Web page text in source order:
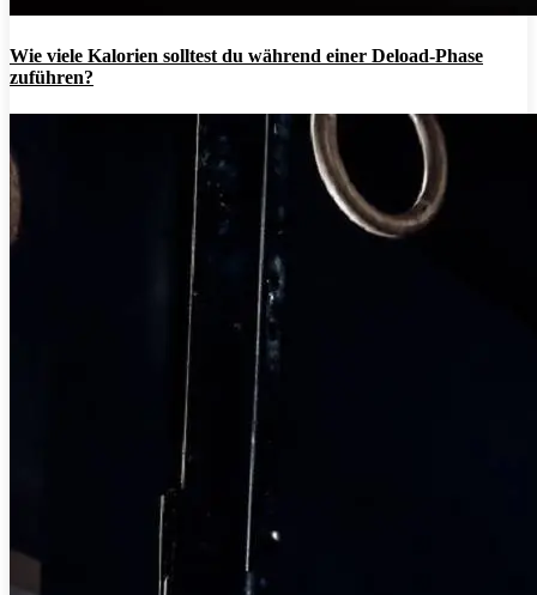
Wie viele Kalorien solltest du während einer Deload-Phase
zuführen?